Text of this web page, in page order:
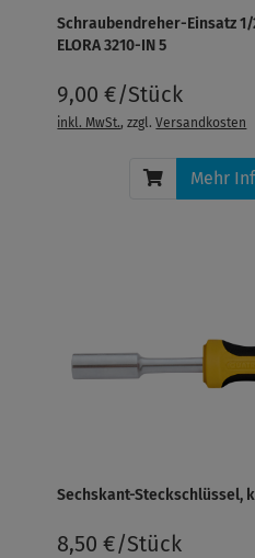
Schraubendreher-Einsatz
ELORA 3210-IN 5
9,00 €/Stück
inkl. MwSt., zzgl.Versandkosten
Mehr
Sechskant-Steckschlüssel,
8,50 €/Stück